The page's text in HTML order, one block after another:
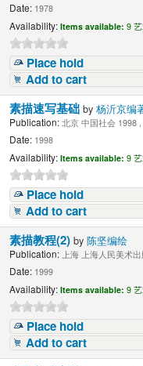
Date: 1978
Availability: Items available: 9
Place hold
Add to cart
素描速写基础by杨沂京编
Publication: 北京 中国社会 1998 ,
Date: 1998
Availability: Items available: 9
Place hold
Add to cart
素描教程(2)by陈坚编绘
Publication: 上海 上海人民美术
Date: 1999
Availability: Items available: 9
Place hold
Add to cart